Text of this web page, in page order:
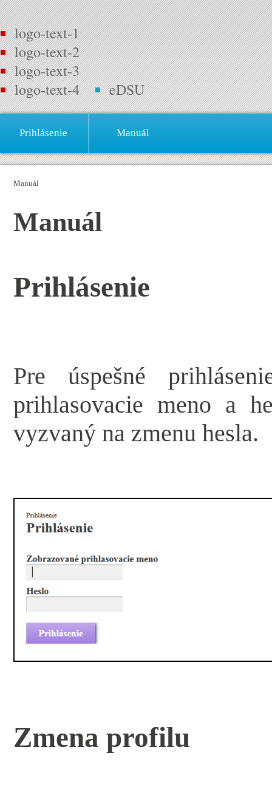
logo-text-1
logo-text-2
logo-text-3
logo-text-4
eDSU
Prihlásenie Manuál
Manuál
Manuál
Prihlásenie
Pre úspešné
prihlasovacie meno a
vyzvaný na zmenu hesla.
Zmena profilu